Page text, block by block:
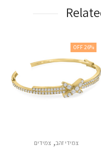
26% OFF
צמידי זהב,צמידים